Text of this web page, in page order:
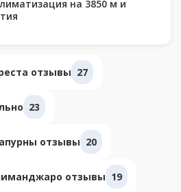
на 3850 м и
отзывы 27
23
отзывы 20
отзывы 19